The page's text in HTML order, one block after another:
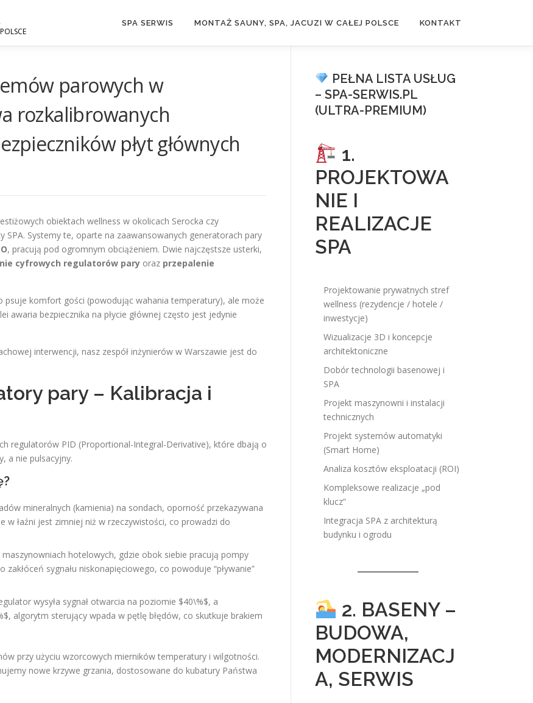
SPA SERWIS MONTAŻ SAUNY, SPA, JACUZI W CAŁEJ POLSCE KONTAKT
parowych w
rozkalibrowanych
płyt głównych
obiektach wellness w okolicach Serocka czy
Systemy te, oparte na zaawansowanych generatorach pary
, pracują pod ogromnym obciążeniem. Dwie najczęstsze usterki,
cyfrowych regulatorów pary oraz przepalenie
psuje komfort gości (powodując wahania temperatury), ale może
awaria bezpiecznika na płycie głównej często jest jedynie
interwencji, nasz zespół inżynierów w Warszawie jest do
pary – Kalibracja i
regulatorów PID (Proportional-Integral-Derivative), które dbają o
a nie pulsacyjny.
mineralnych (kamienia) na sondach, oporność przekazywana
w łaźni jest zimniej niż w rzeczywistości, co prowadzi do
maszynowniach hotelowych, gdzie obok siebie pracują pompy
sygnału niskonapięciowego, co powoduje “pływanie”
wysyła sygnał otwarcia na poziomie $40\%$, a
algorytm sterujący wpada w pętlę błędów, co skutkuje brakiem
przy użyciu wzorcowych mierników temperatury i wilgotności.
nowe krzywe grzania, dostosowane do kubatury Państwa
PEŁNA LISTA USŁUG
– SPA-SERWIS.PL
(ULTRA-PREMIUM)
1.
PROJEKTOWA
NIE I
REALIZACJE
SPA
Projektowanie prywatnych stref
wellness (rezydencje / hotele /
inwestycje)
Wizualizacje 3D i koncepcje
architektoniczne
Dobór technologii basenowej i
SPA
Projekt maszynowni i instalacji
technicznych
Projekt systemów automatyki
(Smart Home)
Analiza kosztów eksploatacji (ROI)
Kompleksowe realizacje „pod
klucz”
Integracja SPA z architekturą
budynku i ogrodu
2. BASENY –
BUDOWA,
MODERNIZACJ
A, SERWIS